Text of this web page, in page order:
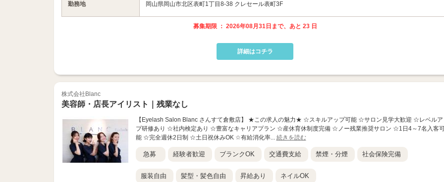
勤務地 岡山県岡山市北区表町1丁目8-38 クレセール表町3F
募集期限 ： 2026年08月31日まで、あと 23 日
詳細はコチラ
株式会社Blanc
美容師・店長アイリスト｜残業なし
【Eyelash Salon Blanc さんすて倉敷店】 ★この求人の魅力★ ☆スキルアップ可能 ☆サロン見学大歓迎 ☆レベルア
プ研修あり ☆社内検定あり ☆豊富なキャリアプラン ☆産休育休制度完備 ☆ノー残業推奨サロン ☆1日4～7名入客
能 ☆完全週休2日制 ☆土日祝休みOK ☆有給消化率... 続きを読む
急募 経験者歓迎 ブランクOK 交通費支給 禁煙・分煙 社会保険完備
服装自由 髪型・髪色自由 昇給あり ネイルOK